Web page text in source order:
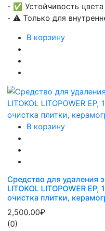
- ✅ Устойчивость
- ⚠️ Только для
В корзину
В корзину
Средство для удаления
LITOKOL LITOPOWER
очистка плитки,
2,500.00₽
(0)